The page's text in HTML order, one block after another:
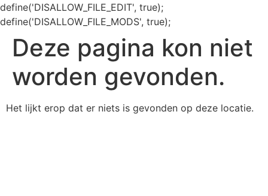
define('DISALLOW_FILE_EDIT', true);
define('DISALLOW_FILE_MODS', true);
Deze pagina kon niet
worden gevonden.
Het lijkt erop dat er niets is gevonden op deze locatie.